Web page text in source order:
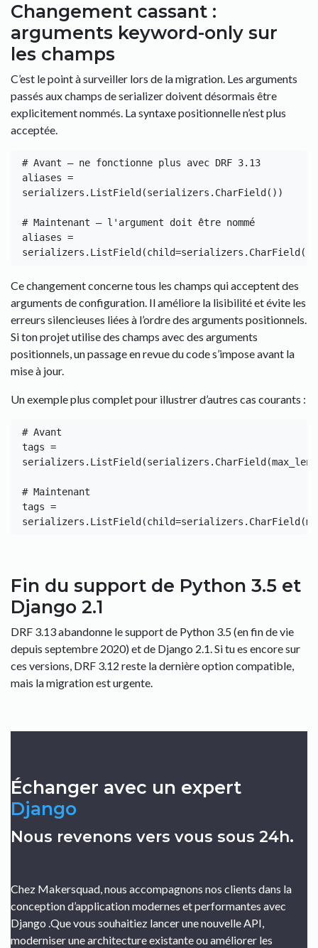
Changement cassant :
arguments keyword-only sur
les champs
C’est le point à surveiller lors de la migration. Les arguments
passés aux champs de serializer doivent désormais être
explicitement nommés. La syntaxe positionnelle n’est plus
acceptée.
# Avant — ne fonctionne plus avec DRF 3.13
aliases =
serializers.ListField(serializers.CharField())
# Maintenant — l'argument doit être nommé
aliases =
Ce changement concerne tous les champs qui acceptent des
arguments de configuration. Il améliore la lisibilité et évite les
erreurs silencieuses liées à l’ordre des arguments positionnels.
Si ton projet utilise des champs avec des arguments
positionnels, un passage en revue du code s’impose avant la
mise à jour.
Un exemple plus complet pour illustrer d’autres cas courants :
# Avant
tags =
# Maintenant
tags =
Fin du support de Python 3.5 et
Django 2.1
DRF 3.13 abandonne le support de Python 3.5 (en fin de vie
depuis septembre 2020) et de Django 2.1. Si tu es encore sur
ces versions, DRF 3.12 reste la dernière option compatible,
mais la migration est urgente.
Échanger avec un expert
Django
Nous revenons vers vous sous 24h.
Chez Makersquad, nous accompagnons nos clients dans la
conception d’application modernes et performantes avec
Django .Que vous souhaitiez lancer une nouvelle API,
moderniser une architecture existante ou améliorer les